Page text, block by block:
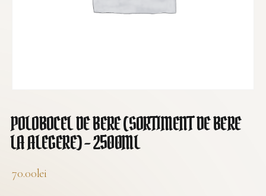
POLOBOCEL DE BERE (SORTIMENT DE BERE
LA ALEGERE) – 2500ML
70.00lei